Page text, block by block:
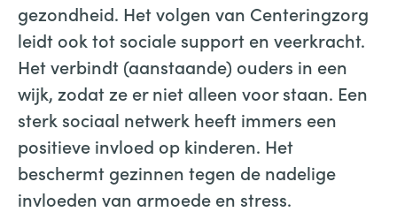
gezondheid. Het volgen van Centeringzorg
leidt ook tot sociale support en veerkracht.
Het verbindt (aanstaande) ouders in een
wijk, zodat ze er niet alleen voor staan. Een
sterk sociaal netwerk heeft immers een
positieve invloed op kinderen. Het
beschermt gezinnen tegen de nadelige
invloeden van armoede en stress.